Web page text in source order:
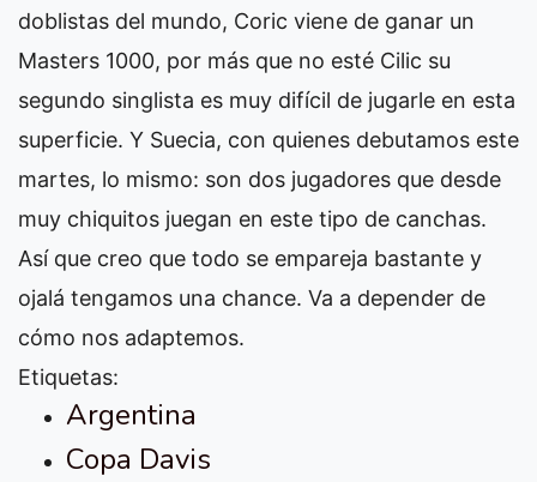
doblistas del mundo, Coric viene de ganar un
Masters 1000, por más que no esté Cilic su
segundo singlista es muy difícil de jugarle en esta
superficie. Y Suecia, con quienes debutamos este
martes, lo mismo: son dos jugadores que desde
muy chiquitos juegan en este tipo de canchas.
Así que creo que todo se empareja bastante y
ojalá tengamos una chance. Va a depender de
cómo nos adaptemos.
Etiquetas:
Argentina
Copa Davis